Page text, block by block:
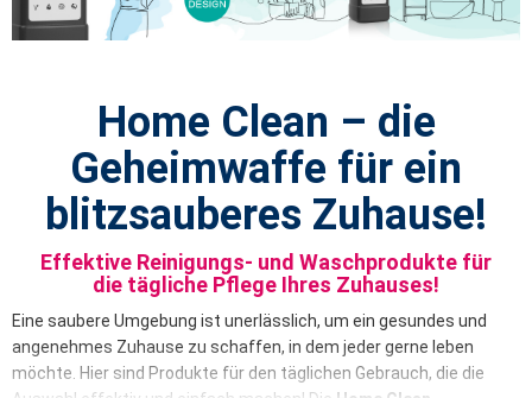
Home Clean – die
Geheimwaffe für ein
blitzsauberes Zuhause!
Effektive Reinigungs- und Waschprodukte für
die tägliche Pflege Ihres Zuhauses!
Eine saubere Umgebung ist unerlässlich, um ein gesundes und
angenehmes Zuhause zu schaffen, in dem jeder gerne leben
möchte. Hier sind Produkte für den täglichen Gebrauch, die die